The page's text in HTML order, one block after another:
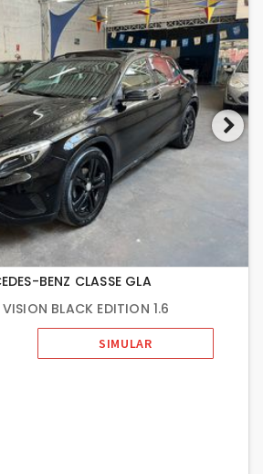
BENZ CLASSE GLA
BLACK EDITION 1.6
SIMULAR